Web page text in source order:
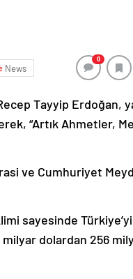
News
0
Tayyip Erdoğan,
“Artık Ahmetler,
ve Cumhuriyet
sayesinde
dolardan 256